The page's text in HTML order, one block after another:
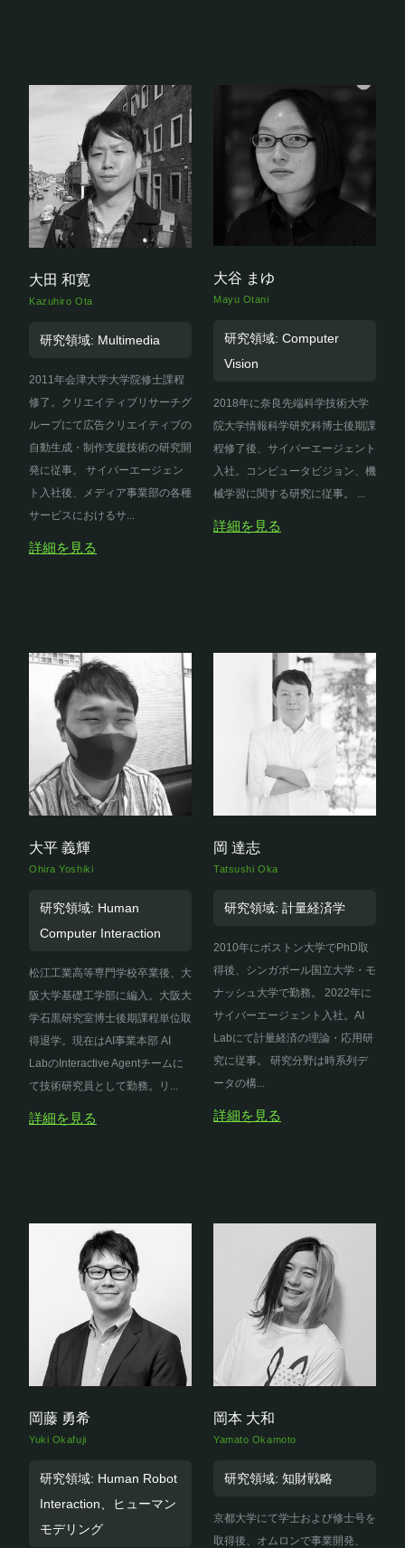
大田 和寛
Kazuhiro Ota
研究領域: Multimedia
2011年会津大学大学院修士課程
修了。クリエイティブリサーチグ
ループにて広告クリエイティブの
自動生成・制作支援技術の研究開
発に従事。 サイバーエージェン
ト入社後、メディア事業部の各種
サービスにおけるサ...
詳細を見る
大谷 まゆ
Mayu Otani
研究領域: Computer
Vision
2018年に奈良先端科学技術大学
院大学情報科学研究科博士後期課
程修了後、サイバーエージェント
入社。コンピュータビジョン、機
械学習に関する研究に従事。 ...
詳細を見る
大平 義輝
Ohira Yoshiki
研究領域: Human
Computer Interaction
松江工業高等専門学校卒業後、大
阪大学基礎工学部に編入。大阪大
学石黒研究室博士後期課程単位取
得退学。現在はAI事業本部 AI
LabのInteractive Agentチームに
て技術研究員として勤務。リ...
詳細を見る
岡 達志
Tatsushi Oka
研究領域: 計量経済学
2010年にボストン大学でPhD取
得後、シンガポール国立大学・モ
ナッシュ大学で勤務。 2022年に
サイバーエージェント入社。AI
Labにて計量経済の理論・応用研
究に従事。 研究分野は時系列デ
ータの構...
詳細を見る
岡藤 勇希
Yuki Okafuji
研究領域: Human Robot
Interaction、ヒューマン
モデリング
岡本 大和
Yamato Okamoto
研究領域: 知財戦略
京都大学にて学士および修士号を
取得後、オムロンで事業開発、